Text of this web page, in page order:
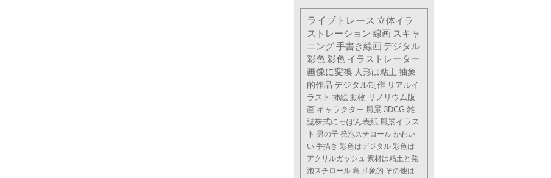
ライブトレース 立体イラ
ストレーション 線画 スキャ
ニング手書き線画 デジタル
彩色彩色 イラストレーター
画像に変換 人形は粘土 抽象
的作品 デジタル制作 リアルイ
ラスト 挿絵 動物 リノリウム版
画 キャラクター 風景 3DCG 雑
誌株式にっぽん表紙 風景イラス
ト 男の子 発泡スチロール かわい
い 手描き 彩色はデジタル 彩色は
アクリルガッシュ 素材は粘土と発
泡スチロール 鳥 抽象的 その他は